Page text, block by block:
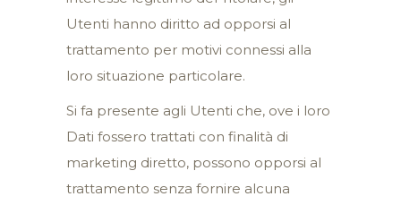
Utenti hanno diritto ad opporsi al
trattamento per motivi connessi alla
loro situazione particolare.
Si fa presente agli Utenti che, ove i loro
Dati fossero trattati con finalità di
marketing diretto, possono opporsi al
trattamento senza fornire alcuna